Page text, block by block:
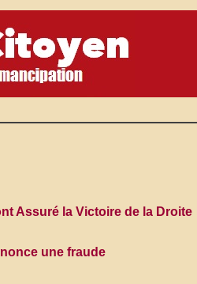
Assuré la Victoire de la Droite
une fraude